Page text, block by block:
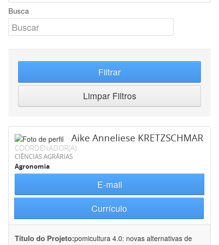
Busca
Filtrar
Limpar Filtros
Aike Anneliese KRETZSCHMAR
COORDENADOR(A)
CIÊNCIAS AGRÁRIAS
Agronomia
E-mail
Currículo
Título do Projeto:pomicultura 4.0: novas alternativas de